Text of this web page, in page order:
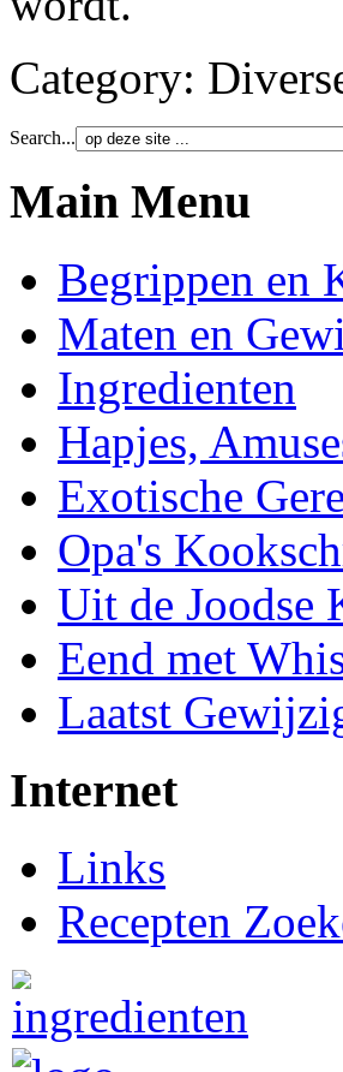
Category:
Search...
Main Menu
Begrippen en
Maten en
Ingredienten
Hapjes,
Exotische
Opa's
Uit de Joodse
Eend met
Laatst
Internet
Links
Recepten